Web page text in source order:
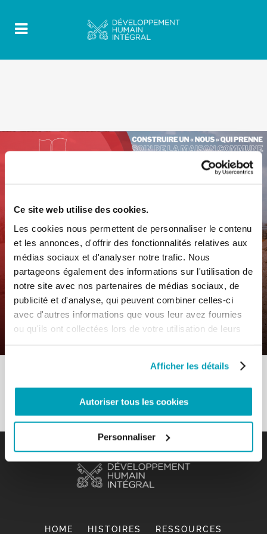
Ce site web utilise des cookies.
Les cookies nous permettent de personnaliser le contenu
et les annonces, d'offrir des fonctionnalités relatives aux
médias sociaux et d'analyser notre trafic. Nous
partageons également des informations sur l'utilisation de
notre site avec nos partenaires de médias sociaux, de
publicité et d'analyse, qui peuvent combiner celles-ci
avec d'autres informations que vous leur avez fournies
ou qu'ils ont collectées lors de votre utilisation de leurs
Afficher les détails
Autoriser tous les cookies
Personnaliser
By
0
Comments
Saintes Ecritures – Construire un «
nous » qui prenne soin de la Maison
commune
HOME HISTOIRES RESSOURCES